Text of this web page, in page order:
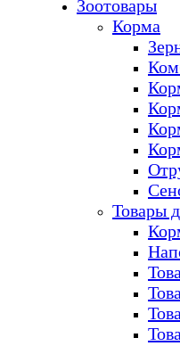
Зоотовары
Корма
Товары